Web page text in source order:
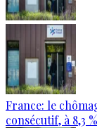
France: le
consécutif, à 8,3 %